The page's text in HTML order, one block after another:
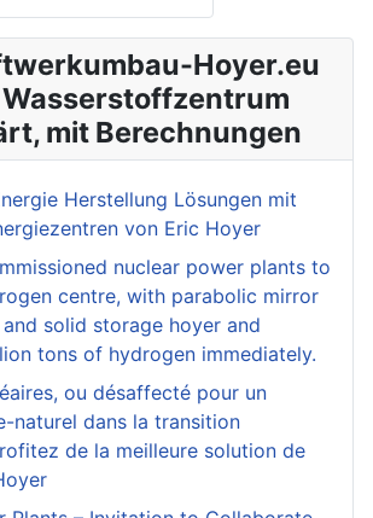
Hoyer.eu
Wasserstoffzentrum
mit Berechnungen
Herstellung Lösungen mit
von Eric Hoyer
nuclear power plants to
centre, with parabolic mirror
solid storage hoyer and
tons of hydrogen immediately.
ou désaffecté pour un
naturel dans la transition
de la meilleure solution de